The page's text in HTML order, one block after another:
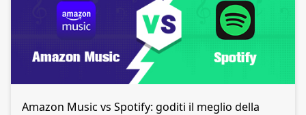
Amazon Music vs Spotify: goditi il meglio della